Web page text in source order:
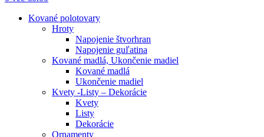
Kované polotovary
Hroty
Napojenie štvorhran
Napojenie guľatina
Kované madlá, Ukončenie madiel
Kované madlá
Ukončenie madiel
Kvety -Listy – Dekorácie
Kvety
Listy
Dekorácie
Ornamenty